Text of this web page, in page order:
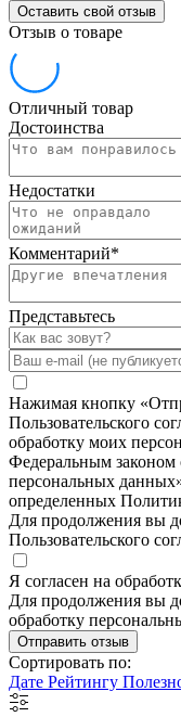
Оставить свой отзыв
Отзыв о товаре
Отличный товар
Достоинства
Недостатки
Комментарий*
Представьтесь
Нажимая кнопку
Пользовательского
обработку моих
Федеральным
персональных
определенных
Для продолжения вы
Пользовательского
Я согласен на
Для продолжения вы
обработку
Отправить отзыв
Сортировать по:
Дате Рейтингу